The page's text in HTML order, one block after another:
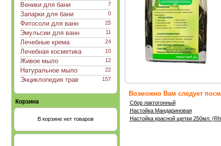
7
Веники для бани
0
Запарки для бани
25
Фитосоли для ванн
11
Эмульсии для ванн
24
Лечебные крема
10
Лечебная косметика
12
Живое мыло
22
Натуральное мыло
157
Энциклопедия трав
Корзина
В корзине нет товаров
Возможно Вам следует
Сбор лактогонный
Настойка Мандариновая
Настойка красной щетки 250мл.